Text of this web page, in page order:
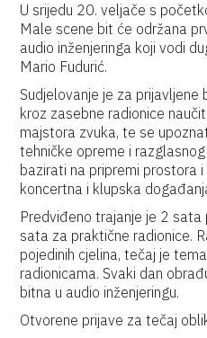
U srijedu 20. veljače s
Male scene bit će održana
audio inženjeringa koji vodi
Mario Fudurić.
Sudjelovanje je za
kroz zasebne radionice
majstora zvuka, te se
tehničke opreme i
bazirati na pripremi prostora
koncertna i klupska
Predviđeno trajanje je 2
sata za praktične radionice.
pojedinih cjelina, tečaj je
radionicama. Svaki dan
bitna u audio inženjeringu.
Otvorene prijave za tečaj